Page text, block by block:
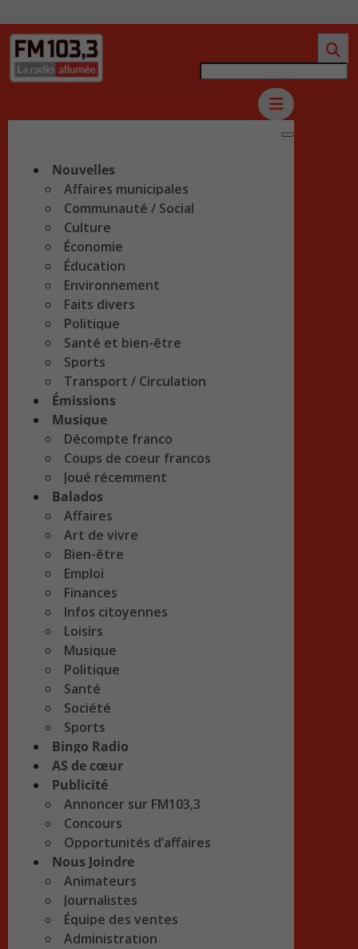
Nouvelles
Affaires municipales
Communauté / Social
Culture
Économie
Éducation
Environnement
Faits divers
Politique
Santé et bien-être
Sports
Transport / Circulation
Émissions
Musique
Décompte franco
Coups de coeur francos
Joué récemment
Balados
Affaires
Art de vivre
Bien-être
Emploi
Finances
Infos citoyennes
Loisirs
Musique
Politique
Santé
Société
Sports
Bingo Radio
AS de cœur
Publicité
Annoncer sur FM103,3
Concours
Opportunités d’affaires
Nous Joindre
Animateurs
Journalistes
Équipe des ventes
Administration